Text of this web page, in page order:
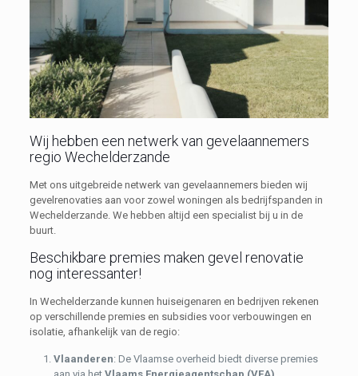
Wij hebben een netwerk van gevelaannemers
regio Wechelderzande
Met ons uitgebreide netwerk van gevelaannemers bieden wij
gevelrenovaties aan voor zowel woningen als bedrijfspanden in
Wechelderzande. We hebben altijd een specialist bij u in de
buurt.
Beschikbare premies maken gevel renovatie
nog interessanter!
In Wechelderzande kunnen huiseigenaren en bedrijven rekenen
op verschillende premies en subsidies voor verbouwingen en
isolatie, afhankelijk van de regio:
Vlaanderen: De Vlaamse overheid biedt diverse premies